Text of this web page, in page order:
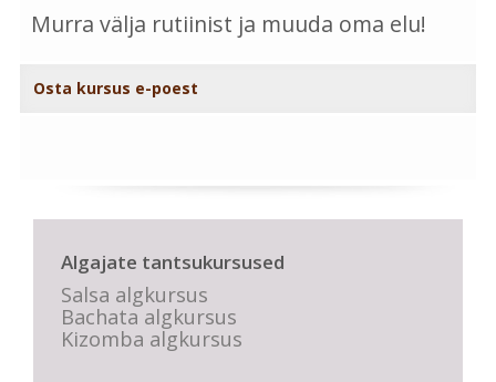
Murra välja rutiinist ja muuda oma elu!
Osta kursus e-poest
Algajate tantsukursused
Salsa algkursus
Bachata algkursus
Kizomba algkursus